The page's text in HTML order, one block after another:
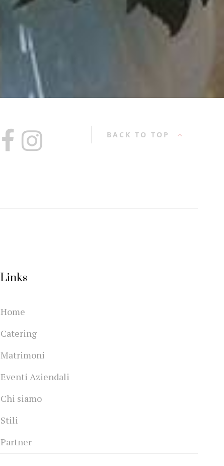
BACK TO TOP
Links
Home
Catering
Matrimoni
Eventi Aziendali
Chi siamo
Stili
Partner